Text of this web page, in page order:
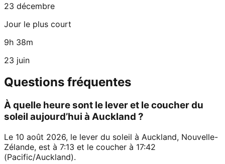
23 décembre
Jour le plus court
9h 38m
23 juin
Questions fréquentes
À quelle heure sont le lever et le coucher du
soleil aujourd’hui à Auckland ?
Le 10 août 2026, le lever du soleil à Auckland, Nouvelle-
Zélande, est à 7:13 et le coucher à 17:42
(Pacific/Auckland).